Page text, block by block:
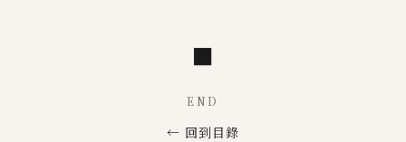
END
← 回到目錄